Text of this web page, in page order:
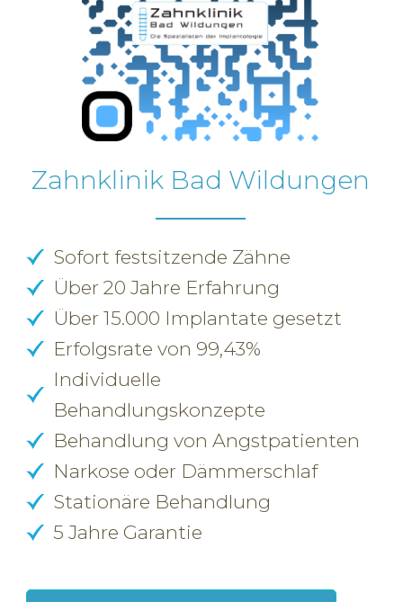
Zahnklinik Bad Wildungen
Sofort festsitzende Zähne
Über 20 Jahre Erfahrung
Über 15.000 Implantate gesetzt
Erfolgsrate von 99,43%
Individuelle
Behandlungskonzepte
Behandlung von Angstpatienten
Narkose oder Dämmerschlaf
Stationäre Behandlung
5 Jahre Garantie